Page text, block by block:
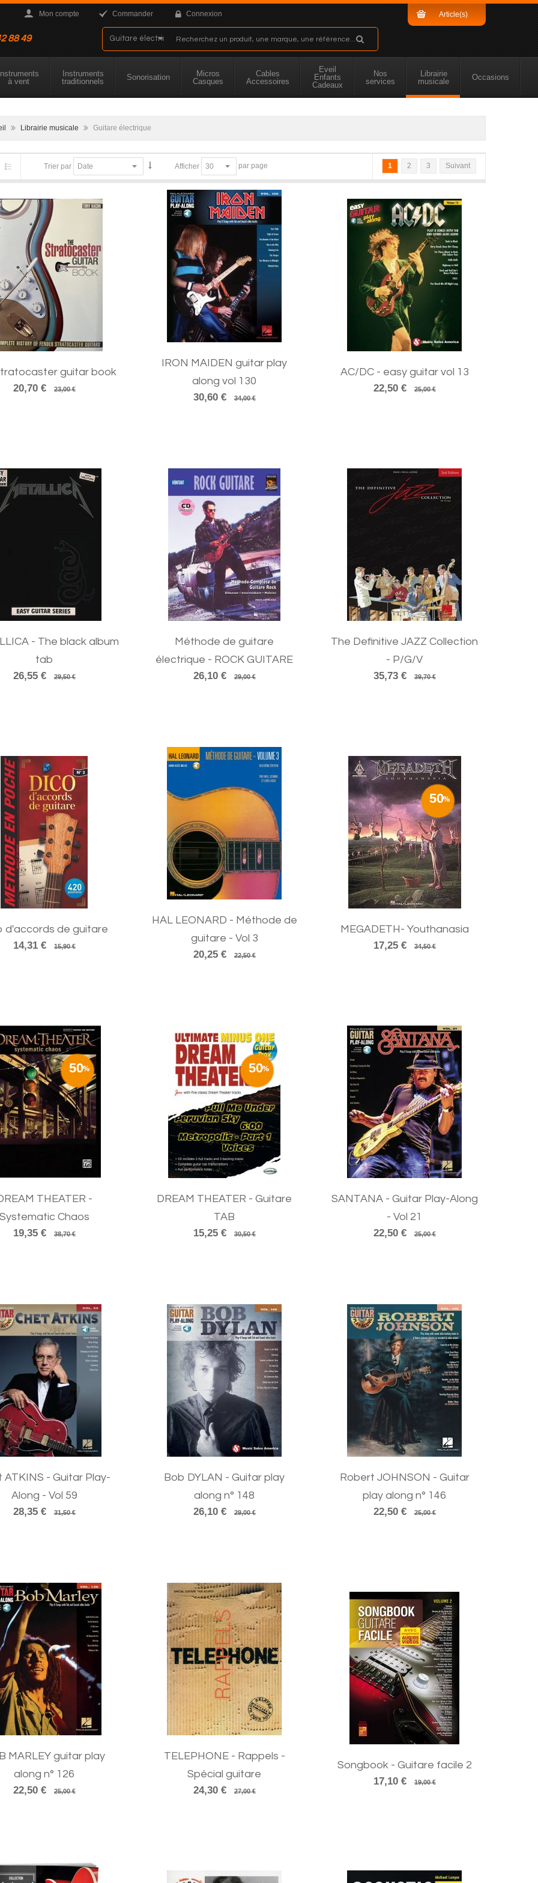
88 49
Article(s)
Mon compte Commander Connexion
à vent
Instruments
traditionnels
Sonorisation
Micros
Casques
Cables
Accessoires
Eveil
Enfants
Cadeaux
Nos
services
Librairie
musicale
Occasions
Librairie musicale Guitare électrique
Trier par Afficher par page 1 2 3 Suivant
guitar book
20,70 €
23,00 €
IRON MAIDEN guitar play
along vol 130
30,60 €
34,00 €
AC/DC - easy guitar vol 13
22,50 €
25,00 €
- The black album
tab
26,55 €
29,50 €
Méthode de guitare
électrique - ROCK GUITARE
26,10 €
29,00 €
The Definitive JAZZ Collection
- P/G/V
35,73 €
39,70 €
d'accords de guitare
14,31 €
15,90 €
HAL LEONARD - Méthode de
guitare - Vol 3
20,25 €
22,50 €
50
MEGADETH- Youthanasia
17,25 €
34,50 €
50
THEATER -
Chaos
19,35 €
38,70 €
50
DREAM THEATER - Guitare
TAB
15,25 €
30,50 €
SANTANA - Guitar Play-Along
- Vol 21
22,50 €
25,00 €
ATKINS - Guitar Play-
Along - Vol 59
28,35 €
31,50 €
Bob DYLAN - Guitar play
along n° 148
26,10 €
29,00 €
Robert JOHNSON - Guitar
play along n° 146
22,50 €
25,00 €
MARLEY guitar play
along n° 126
22,50 €
25,00 €
TELEPHONE - Rappels -
Spécial guitare
24,30 €
27,00 €
Songbook - Guitare facile 2
17,10 €
19,00 €